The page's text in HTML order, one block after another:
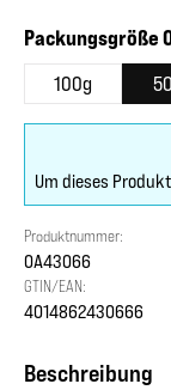
Packungsgröße
100g
Um dieses
Produktnummer:
OA43066
GTIN/EAN:
4014862430666
Beschreibung